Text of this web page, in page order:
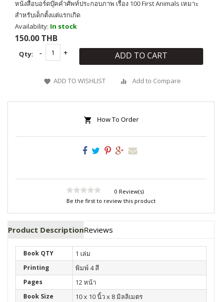
หนังสือบอร์ดบุ๊คคำศัพท์ประกอบภาพ เรื่อง 100 First Animals เหมาะ
สำหรับเด็กตั้งแต่แรกเกิด
Availability: In stock
150.00 THB
Qty: ADD TO CART
ADD TO WISHLIST Add to Compare
How To Order
0 Review(s)
Be the first to review this product
Product DescriptionReviews
Book QTY 1 เล่ม
Printing พิมพ์ 4 สี
Pages 12 หน้า
Book Size 10 x 10 นิ้ว x 8 มิลลิเมตร